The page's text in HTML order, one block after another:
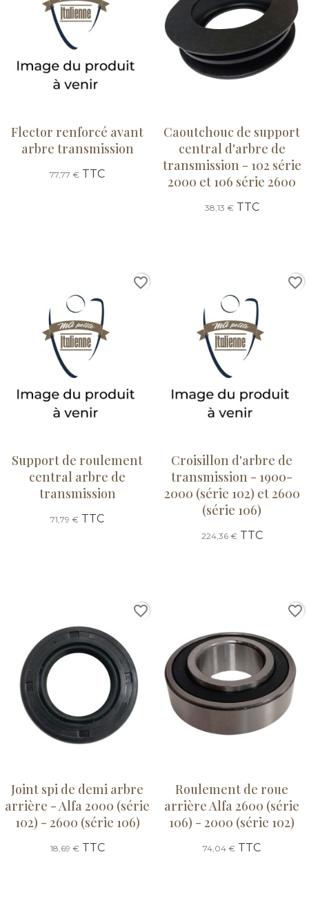
Flector renforcé avant
arbre transmission
77,77 € TTC
Caoutchouc de support
central d'arbre de
transmission - 102 série
2000 et 106 série 2600
38,13 €TTC
Support de roulement
central arbre de
transmission
71,79 € TTC
favorite_border
Croisillon d'arbre de
transmission - 1900-
2000 (série 102) et 2600
(série 106)
224,36 €TTC
favorite_border
Joint spi de demi arbre
arrière - Alfa 2000 (série
102) - 2600 (série 106)
18,69 €TTC
favorite_border
Roulement de roue
arrière Alfa 2600 (série
106) - 2000 (série 102)
74,04 € TTC
favorite_border